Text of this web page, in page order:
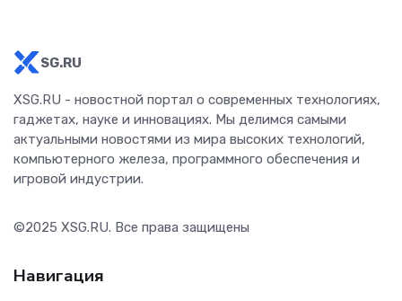
SG.RU
XSG.RU - новостной портал о современных технологиях,
гаджетах, науке и инновациях. Мы делимся самыми
актуальными новостями из мира высоких технологий,
компьютерного железа, программного обеспечения и
игровой индустрии.
©2025 XSG.RU. Все права защищены
Навигация